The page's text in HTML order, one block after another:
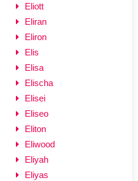
Eliott
Eliran
Eliron
Elis
Elisa
Elischa
Elisei
Eliseo
Eliton
Eliwood
Eliyah
Eliyas